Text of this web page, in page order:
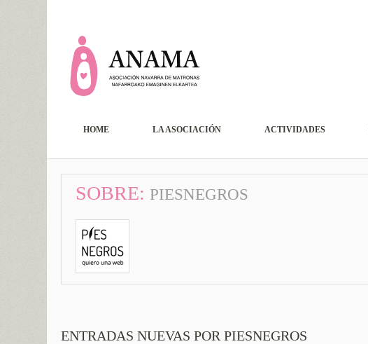
HOME LA ASOCIACIÓN ACTIVIDADES
SOBRE: PIESNEGROS
ENTRADAS NUEVAS POR PIESNEGROS